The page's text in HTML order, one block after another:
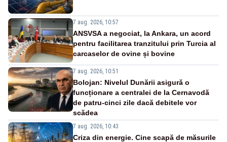
7 aug. 2026, 10:57
ANSVSA a negociat, la Ankara, un acord
pentru facilitarea tranzitului prin Turcia al
carcaselor de ovine și bovine
7 aug. 2026, 10:51
Bolojan: Nivelul Dunării asigură o
funcționare a centralei de la Cernavodă
de patru-cinci zile dacă debitele vor
scădea
7 aug. 2026, 10:43
Criza din energie. Cine scapă de măsurile